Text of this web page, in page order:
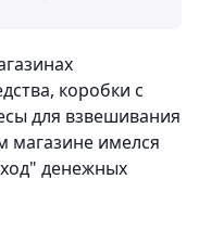
коробки с
для взвешивания
магазине имелся
денежных